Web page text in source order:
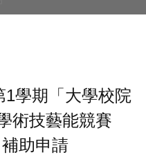
1學期「大學校院
術技藝能競賽
助申請